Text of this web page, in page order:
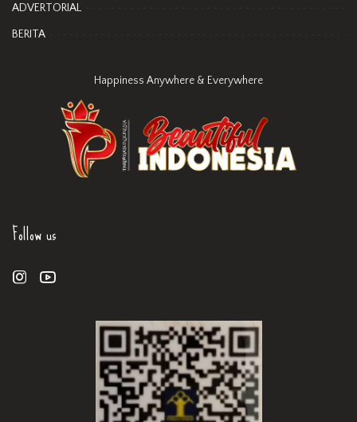
ADVERTORIAL
BERITA
Happiness Anywhere & Everywhere
Follow us